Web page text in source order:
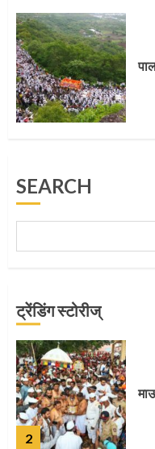
SEARCH
ट्रेंडिंग स्टोरीज्
5
1
2